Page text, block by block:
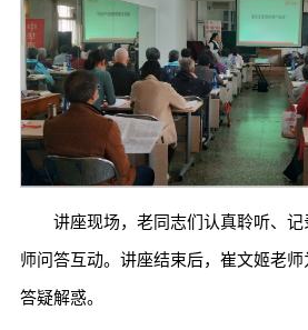
讲座现场，老同志们认真聆听、
师问答互动。讲座结束后，崔文姬老
答疑解惑。